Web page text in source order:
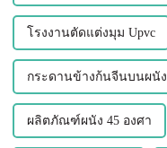
โรงงานตัดแต่งมุม Upvc
กระดานข้างก้นจีนบนผนัง
ผลิตภัณฑ์ผนัง 45 องศา